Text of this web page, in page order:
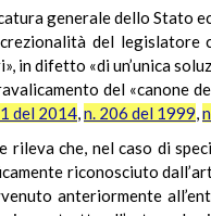
generale dello
del legislatore
in difetto «di un’unica
del «canone
del 2014,n. 206 del 1999,
rileva che, nel caso di
riconosciuto
anteriormente